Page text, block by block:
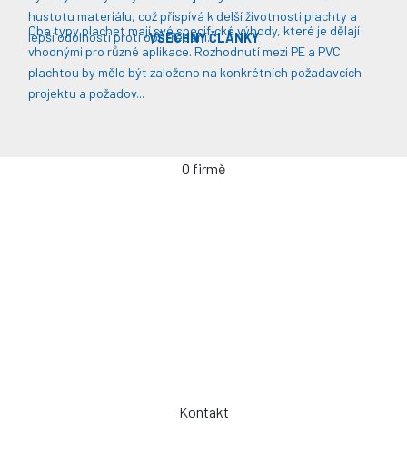
hustotu materiálu, což přispívá k delší životnosti plachty a
lepší odolnosti proti opotřebení​​.
Oba typy plachet mají své specifické výhody, které je dělají
vhodnými pro různé aplikace. Rozhodnutí mezi PE a PVC
plachtou by mělo být založeno na konkrétních požadavcích
projektu a požadov...
VŠECHNY ČLÁNKY
O firmě
Kontakt